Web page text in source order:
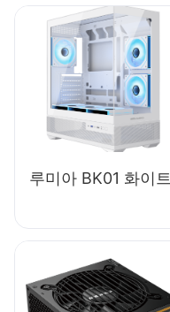
루미아 BK01 화이트